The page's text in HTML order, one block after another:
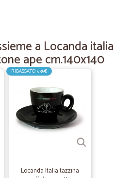
07/09/2021
ama andare al supermercato a
a Locanda italia
ape cm.140x140
RIBASSATO5,35€
Locanda Italia tazzina